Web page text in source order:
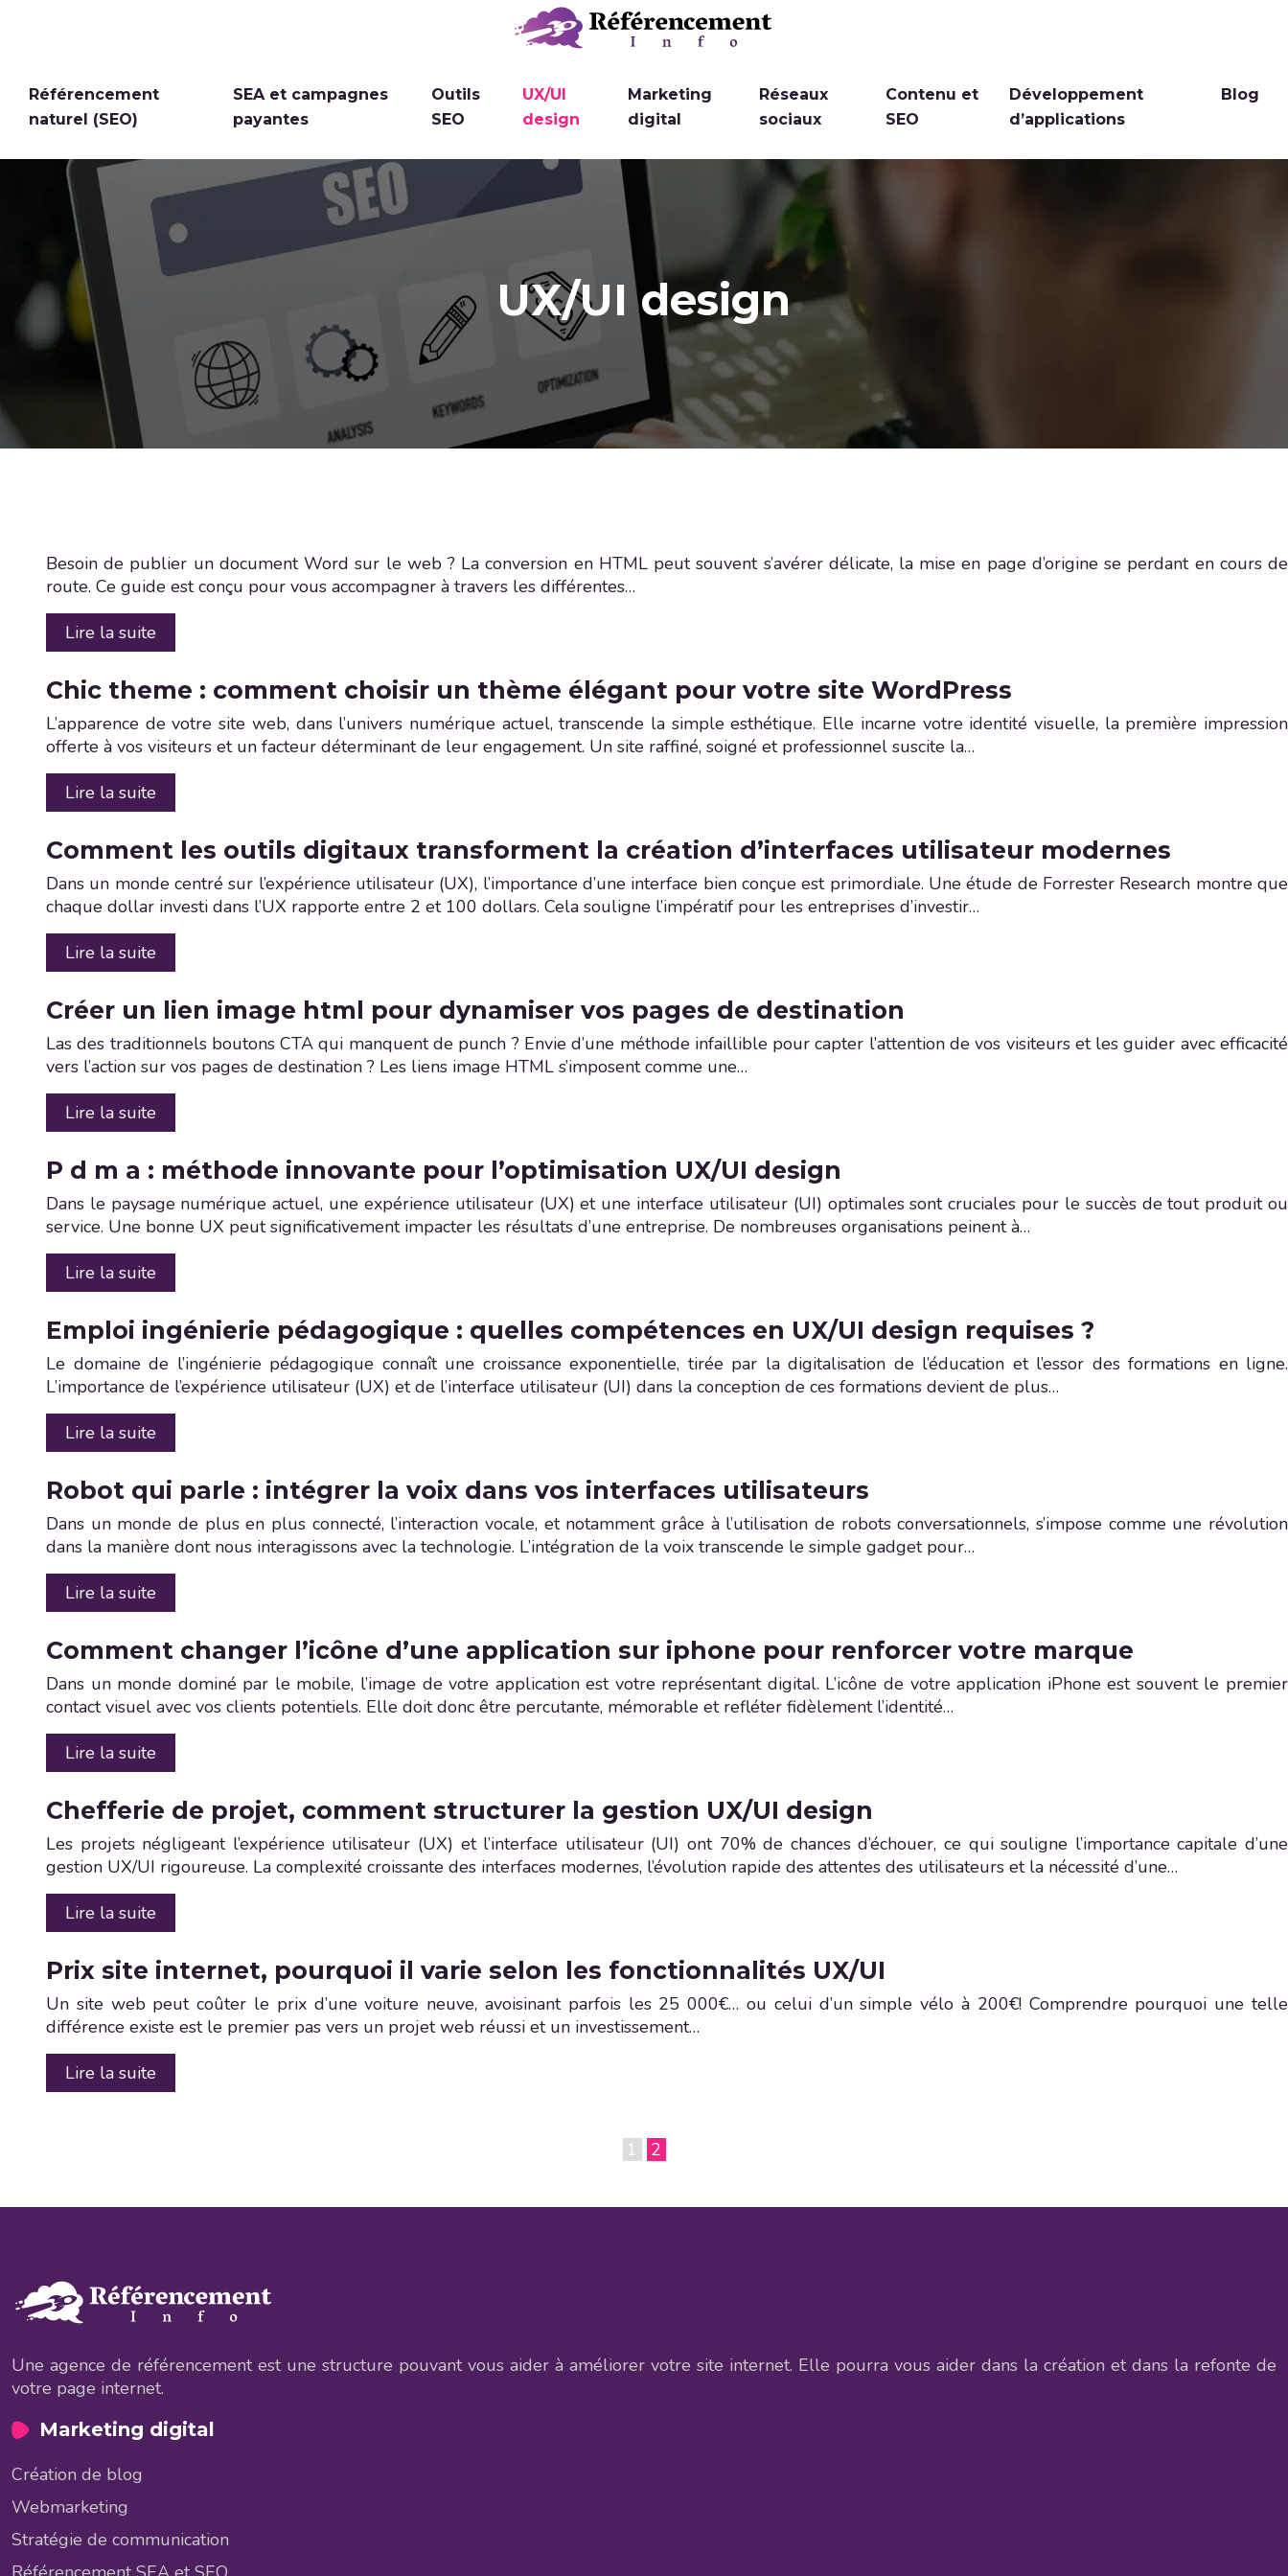
Référencement
naturel (SEO)
SEA et campagnes
payantes
Outils
SEO
UX/UI
design
Marketing
digital
Réseaux
sociaux
Contenu et
SEO
Développement
d’applications
Blog
UX/UI design
Besoin de publier un document Word sur le web ? La conversion en HTML peut souvent s’avérer délicate, la mise en page d’origine se perdant en cours de
route. Ce guide est conçu pour vous accompagner à travers les différentes…
Lire la suite
Chic theme : comment choisir un thème élégant pour votre site WordPress
L’apparence de votre site web, dans l’univers numérique actuel, transcende la simple esthétique. Elle incarne votre identité visuelle, la première impression
offerte à vos visiteurs et un facteur déterminant de leur engagement. Un site raffiné, soigné et professionnel suscite la…
Lire la suite
Comment les outils digitaux transforment la création d’interfaces utilisateur modernes
Dans un monde centré sur l’expérience utilisateur (UX), l’importance d’une interface bien conçue est primordiale. Une étude de Forrester Research montre que
chaque dollar investi dans l’UX rapporte entre 2 et 100 dollars. Cela souligne l’impératif pour les entreprises d’investir…
Lire la suite
Créer un lien image html pour dynamiser vos pages de destination
Las des traditionnels boutons CTA qui manquent de punch ? Envie d’une méthode infaillible pour capter l’attention de vos visiteurs et les guider avec efficacité
vers l’action sur vos pages de destination ? Les liens image HTML s’imposent comme une…
Lire la suite
P d m a : méthode innovante pour l’optimisation UX/UI design
Dans le paysage numérique actuel, une expérience utilisateur (UX) et une interface utilisateur (UI) optimales sont cruciales pour le succès de tout produit ou
service. Une bonne UX peut significativement impacter les résultats d’une entreprise. De nombreuses organisations peinent à…
Lire la suite
Emploi ingénierie pédagogique : quelles compétences en UX/UI design requises ?
Le domaine de l’ingénierie pédagogique connaît une croissance exponentielle, tirée par la digitalisation de l’éducation et l’essor des formations en ligne.
L’importance de l’expérience utilisateur (UX) et de l’interface utilisateur (UI) dans la conception de ces formations devient de plus…
Lire la suite
Robot qui parle : intégrer la voix dans vos interfaces utilisateurs
Dans un monde de plus en plus connecté, l’interaction vocale, et notamment grâce à l’utilisation de robots conversationnels, s’impose comme une révolution
dans la manière dont nous interagissons avec la technologie. L’intégration de la voix transcende le simple gadget pour…
Lire la suite
Comment changer l’icône d’une application sur iphone pour renforcer votre marque
Dans un monde dominé par le mobile, l’image de votre application est votre représentant digital. L’icône de votre application iPhone est souvent le premier
contact visuel avec vos clients potentiels. Elle doit donc être percutante, mémorable et refléter fidèlement l’identité…
Lire la suite
Chefferie de projet, comment structurer la gestion UX/UI design
Les projets négligeant l’expérience utilisateur (UX) et l’interface utilisateur (UI) ont 70% de chances d’échouer, ce qui souligne l’importance capitale d’une
gestion UX/UI rigoureuse. La complexité croissante des interfaces modernes, l’évolution rapide des attentes des utilisateurs et la nécessité d’une…
Lire la suite
Prix site internet, pourquoi il varie selon les fonctionnalités UX/UI
Un site web peut coûter le prix d’une voiture neuve, avoisinant parfois les 25 000€… ou celui d’un simple vélo à 200€! Comprendre pourquoi une telle
différence existe est le premier pas vers un projet web réussi et un investissement…
Lire la suite
1 2
Une agence de référencement est une structure pouvant vous aider à améliorer votre site internet. Elle pourra vous aider dans la création et dans la refonte de
votre page internet.
Marketing digital
Création de blog
Webmarketing
Stratégie de communication